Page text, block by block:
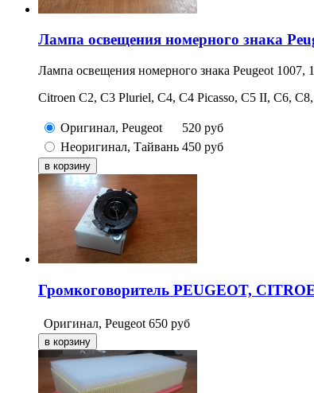
Лампа освещения номерного знака
Лампа освещения номерного знака Peugeot 1007,
Citroen C2, C3 Pluriel, C4, C4 Picasso, C5 II, C6,
Оригинал, Peugeot 520 руб
Неоригинал, Тайвань 450 руб
Громкоговоритель PEUGEOT,
Оригинал, Peugeot 650 руб